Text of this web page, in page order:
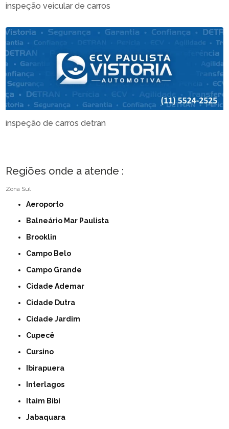
inspeção veicular de carros
inspeção de carros detran
Regiões onde a atende :
Zona Sul
Aeroporto
Balneário Mar Paulista
Brooklin
Campo Belo
Campo Grande
Cidade Ademar
Cidade Dutra
Cidade Jardim
Cupecê
Cursino
Ibirapuera
Interlagos
Itaim Bibi
Jabaquara